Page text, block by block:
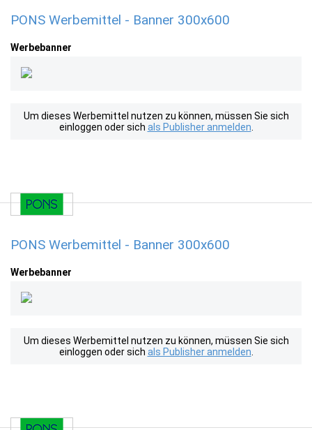
PONS Werbemittel - Banner 300x600
Werbebanner
Um dieses Werbemittel nutzen zu können, müssen Sie sich
einloggen oder sich als Publisher anmelden
PONS Werbemittel - Banner 300x600
Werbebanner
Um dieses Werbemittel nutzen zu können, müssen Sie sich
einloggen oder sich als Publisher anmelden